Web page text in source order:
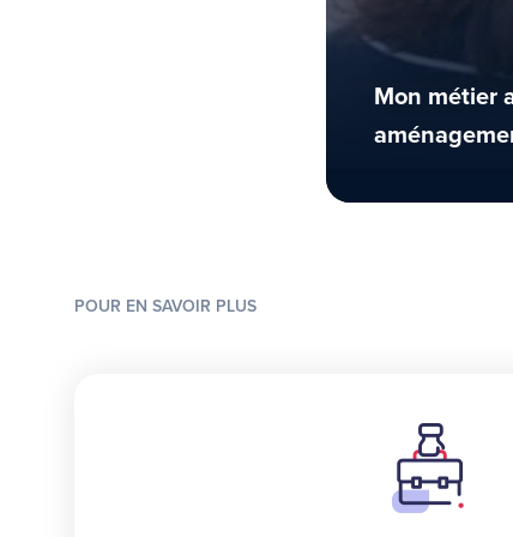
Mon métier
POUR EN SAVOIR PLUS